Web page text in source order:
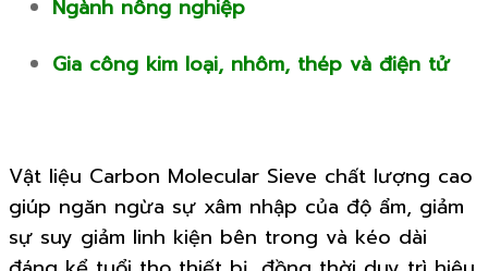
Ngành nông nghiệp
Gia công kim loại, nhôm, thép và điện tử
Vật liệu Carbon Molecular Sieve chất lượng cao
giúp ngăn ngừa sự xâm nhập của độ ẩm, giảm
sự suy giảm linh kiện bên trong và kéo dài